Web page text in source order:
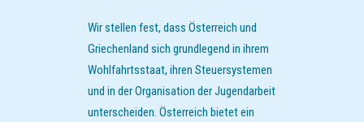
Wir stellen fest, dass Österreich und
Griechenland sich grundlegend in ihrem
Wohlfahrtsstaat, ihren Steuersystemen
und in der Organisation der Jugendarbeit
unterscheiden. Österreich bietet ein